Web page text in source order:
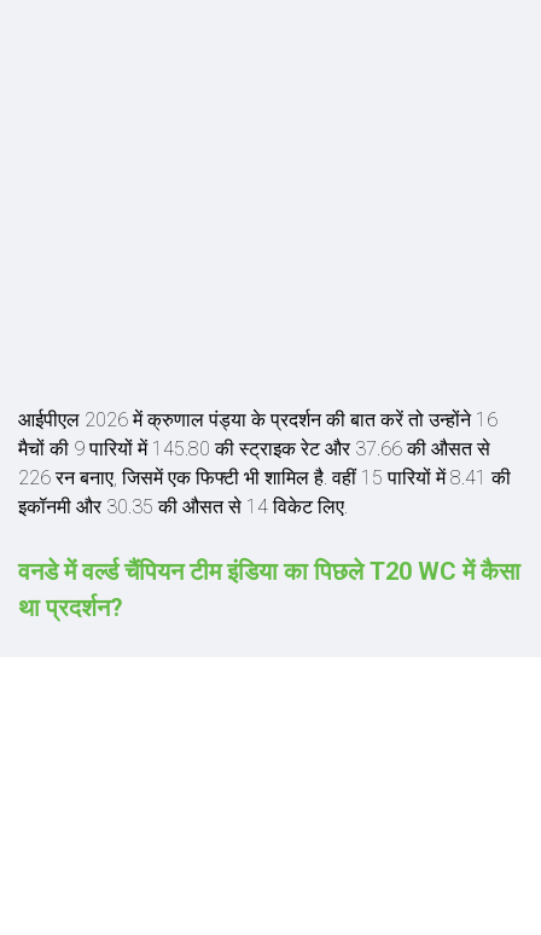
आईपीएल 2026 में क्रुणाल पंड्या के प्रदर्शन की बात करें तो उन्होंने 16
मैचों की 9 पारियों में 145.80 की स्ट्राइक रेट और 37.66 की औसत से
226 रन बनाए, जिसमें एक फिफ्टी भी शामिल है. वहीं 15 पार‍ियों में 8.41 की
इकॉनमी और 30.35 की औसत से 14 व‍िकेट लिए.
वनडे में वर्ल्ड चैंप‍ियन टीम इंडिया का प‍िछले T20 WC में कैसा
था प्रदर्शन?